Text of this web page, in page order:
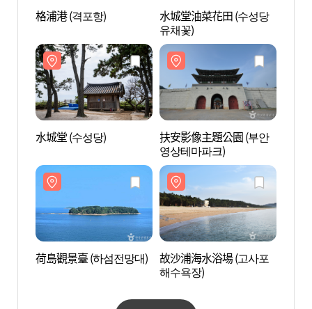
格浦港 (격포항)
水城堂油菜花田 (수성당
유채꽃)
水城堂 (수성당)
扶安影像主題公園 (부안
영상테마파크)
荷島觀景臺 (하섬전망대)
故沙浦海水浴場 (고사포
해수욕장)